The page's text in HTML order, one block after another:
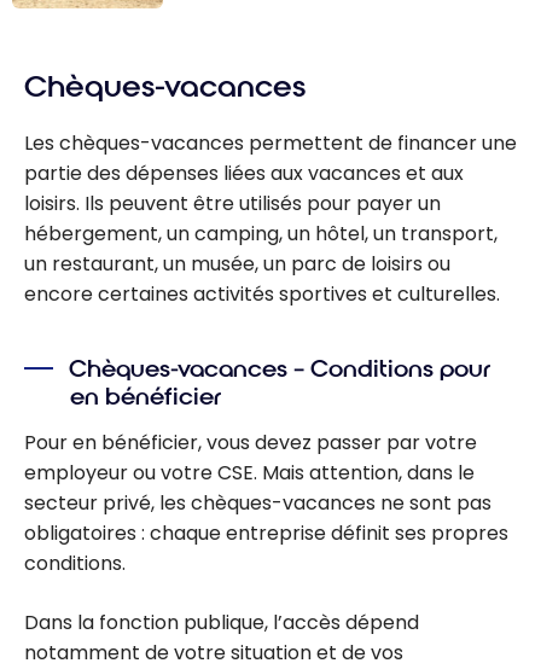
les vacances
cartes et
programmes
de fidélité ?
Chèques-vacances
Les chèques-vacances permettent de financer une
partie des dépenses liées aux vacances et aux
loisirs. Ils peuvent être utilisés pour payer un
hébergement, un camping, un hôtel, un transport,
un restaurant, un musée, un parc de loisirs ou
encore certaines activités sportives et culturelles.
Chèques-vacances – Conditions pour
en bénéficier
Pour en bénéficier, vous devez passer par votre
employeur ou votre CSE. Mais attention, dans le
secteur privé, les chèques-vacances ne sont pas
obligatoires : chaque entreprise définit ses propres
conditions.
Dans la fonction publique, l’accès dépend
notamment de votre situation et de vos